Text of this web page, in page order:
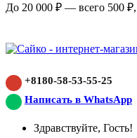
До 20 000 ₽ — всего 500 ₽,
+8180-58-53-55-25
Написать в WhatsApp
Здравствуйте, Гость!